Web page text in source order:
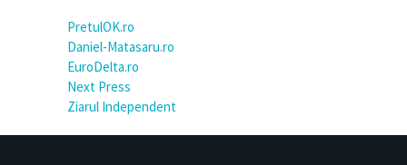
PretulOK.ro
Daniel-Matasaru.ro
EuroDelta.ro
Next Press
Ziarul Independent